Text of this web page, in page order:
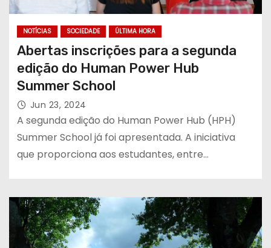
NOTÍCIAS SOCIEDADE ÚLTIMA HORA
Abertas inscrições para a segunda
edição do Human Power Hub
Summer School
Jun 23, 2024
A segunda edição do Human Power Hub (HPH)
Summer School já foi apresentada. A iniciativa
que proporciona aos estudantes, entre…